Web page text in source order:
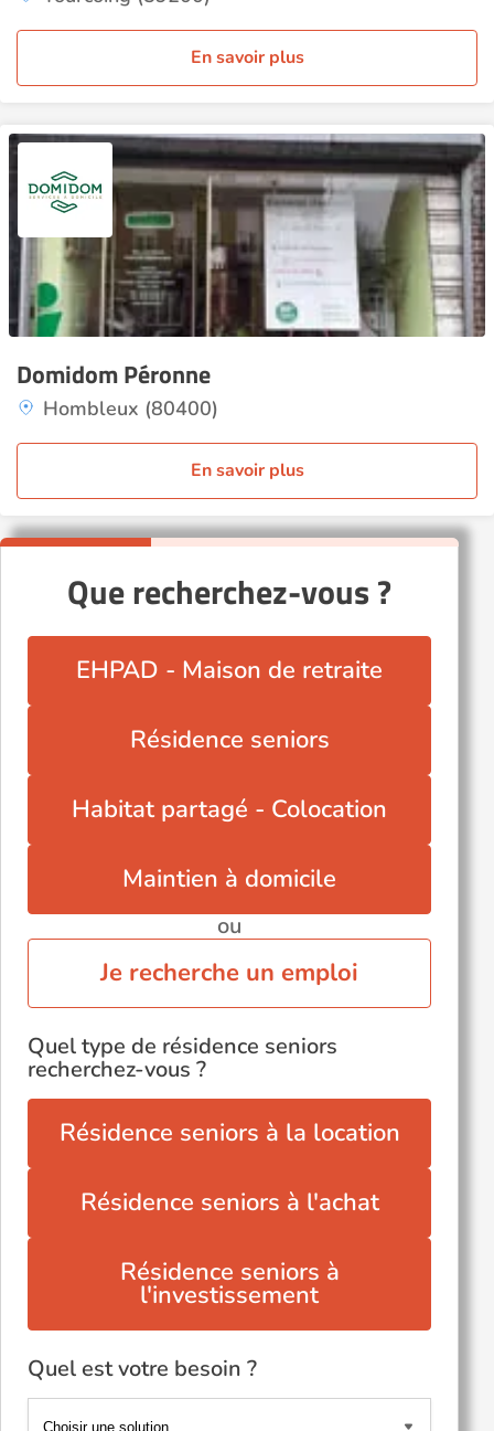
En savoir plus
Domidom Péronne
Hombleux (80400)
En savoir plus
Que recherchez-vous ?
EHPAD - Maison de retraite
Résidence seniors
Habitat partagé - Colocation
Maintien à domicile
ou
Je recherche un emploi
Quel type de résidence seniors
recherchez-vous ?
Résidence seniors à la location
Résidence seniors à l'achat
Résidence seniors à
l'investissement
Quel est votre besoin ?